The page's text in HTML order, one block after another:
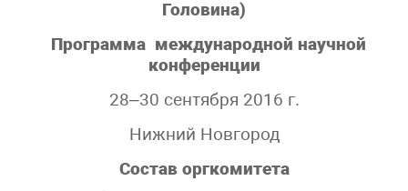
Головина)
Программа международной научной
конференции
28–30 сентября 2016 г.
Нижний Новгород
Состав оргкомитета